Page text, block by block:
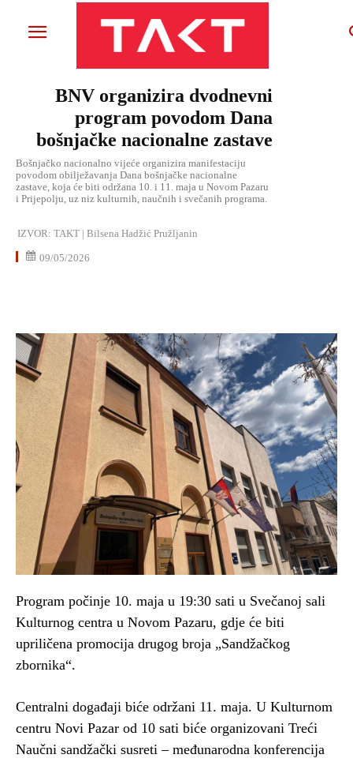
BNV organizira dvodnevni
program povodom Dana
bošnjačke nacionalne zastave
Bošnjačko nacionalno vijeće organizira manifestaciju
povodom obilježavanja Dana bošnjačke nacionalne
zastave, koja će biti održana 10. i 11. maja u Novom Pazaru
i Prijepolju, uz niz kulturnih, naučnih i svečanih programa.
IZVOR: TAKT | Bilsena Hadžić Pružljanin
09/05/2026
Program počinje 10. maja u 19:30 sati u Svečanoj sali
Kulturnog centra u Novom Pazaru, gdje će biti
upriličena promocija drugog broja „Sandžačkog
zbornika“.
Centralni događaji biće održani 11. maja. U Kulturnom
centru Novi Pazar od 10 sati biće organizovani Treći
Naučni sandžački susreti – međunarodna konferencija